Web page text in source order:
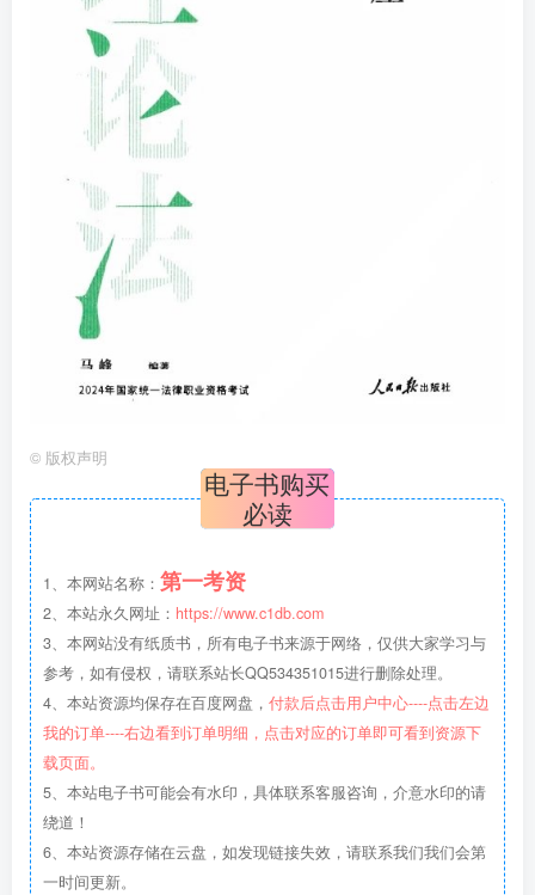
© 版权声明
电子书购买
必读
1、本网站名称： 第一考资
2、本站永久网址： https://www.c1db.com
3、本网站没有纸质书，所有电子书来源于网络，仅供大家学习与
参考，如有侵权，请联系站长QQ534351015进行删除处理。
4、本站资源均保存在百度网盘， 付款后点击用户中心----点击左边
我的订单----右边看到订单明细，点击对应的订单即可看到资源下
载页面。
5、本站电子书可能会有水印，具体联系客服咨询，介意水印的请
绕道！
6、本站资源存储在云盘，如发现链接失效，请联系我们我们会第
一时间更新。